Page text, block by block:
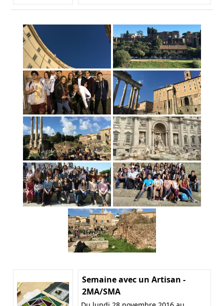
Semaine avec un Artisan -
2MA/SMA